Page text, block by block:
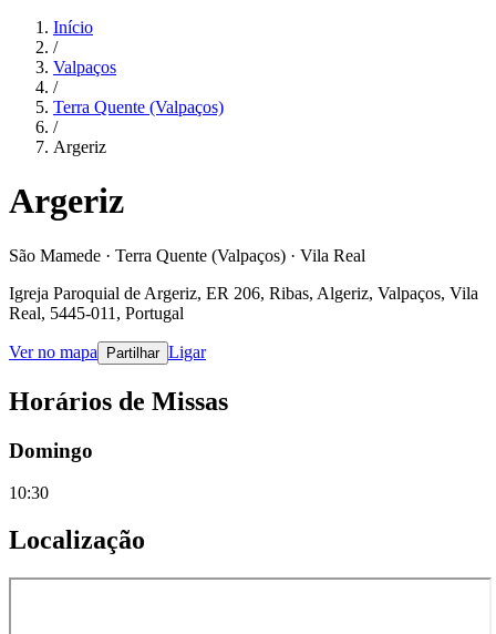
Início
/
Valpaços
/
Terra Quente (Valpaços)
/
Argeriz
Argeriz
São Mamede · Terra Quente (Valpaços) · Vila Real
Igreja Paroquial de Argeriz, ER 206, Ribas, Algeriz, Valpaços, Vila
Real, 5445-011, Portugal
Ver no mapa Partilhar Ligar
Horários de Missas
Domingo
10:30
Localização